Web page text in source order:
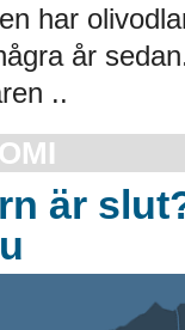
har
år
..
är